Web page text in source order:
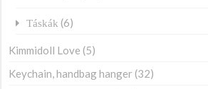
Táskák (6)
Kimmidoll Love (5)
Keychain, handbag hanger (32)